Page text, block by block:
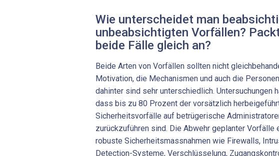
Wie unterscheidet man
unbeabsichtigten ­Vorfällen?
beide Fälle gleich an?
Beide Arten von Vorfällen sollten nicht
Motivation, die Mechanismen und auch die
dahinter sind sehr unterschiedlich. Untersuchungen
dass bis zu 80 Prozent der vorsätzlich
Sicherheitsvorfälle auf betrügerische
zurückzuführen sind. Die Abwehr geplanter Vorfälle
robuste Sicherheitsmassnahmen wie Firewalls,
Detection-Systeme, Verschlüsselung,